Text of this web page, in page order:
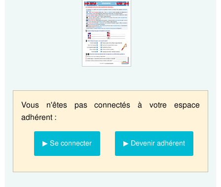
Vous n'êtes pas connectés à votre espace
adhérent :
▶ Se connecter ▶ Devenir adhérent